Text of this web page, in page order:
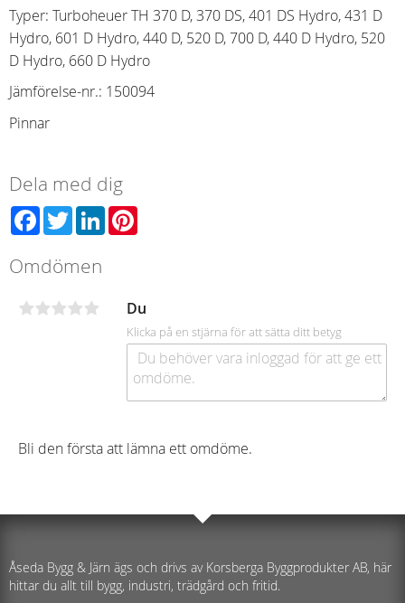
Typer: Turboheuer TH 370 D, 370 DS, 401 DS Hydro, 431 D
Hydro, 601 D Hydro, 440 D, 520 D, 700 D, 440 D Hydro, 520
D Hydro, 660 D Hydro
Jämförelse-nr.: 150094
Pinnar
Dela med dig
Facebook
TwitterLinkedIn
Omdömen
Du
Klicka på en stjärna för att sätta ditt betyg
Bli den första att lämna ett omdöme.
Åseda Bygg & Järn ägs och drivs av Korsberga Byggprodukter AB, här
hittar du allt till bygg, industri, trädgård och fritid.